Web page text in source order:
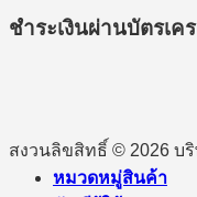
ชำระเงินผ่านบัตรเค
สงวนลิขสิทธิ์ © 2026 บ
หมวดหมู่สินค้า